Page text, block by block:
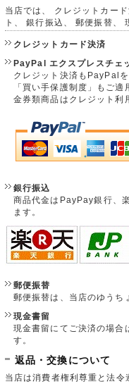
当店では、 クレジットカー
ト、 銀行振込、 郵便振替、
クレジットカード決済
PayPal エクスプレスチェ
クレジット決済もPayPalを
「買い手保護制度」もご適
金券類商品はクレジット利
銀行振込
商品代金はPayPay銀行、
ます。
郵便振替
郵便振替は、当店のゆうち
現金書留
現金書留にてご決済の場合
す。
返品・交換について
当店は消費者権利尊重と法令